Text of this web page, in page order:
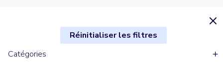
Réinitialiser les filtres
Catégories